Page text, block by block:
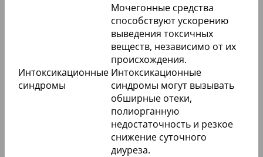
Интоксикационные
синдромы
Мочегонные средства
способствуют ускорению
выведения токсичных
веществ, независимо от их
происхождения.
Интоксикационные
синдромы могут вызывать
обширные отеки,
полиорганную
недостаточность и резкое
снижение суточного
диуреза.